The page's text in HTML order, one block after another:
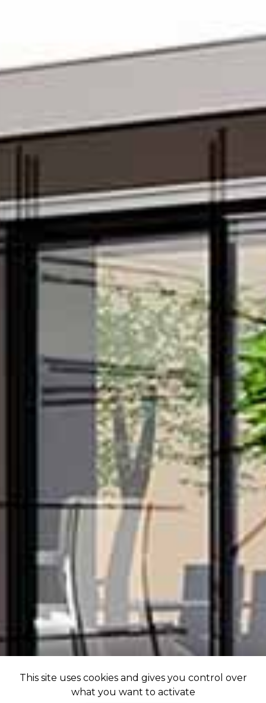
This site uses cookies and gives you control over
what you want to activate